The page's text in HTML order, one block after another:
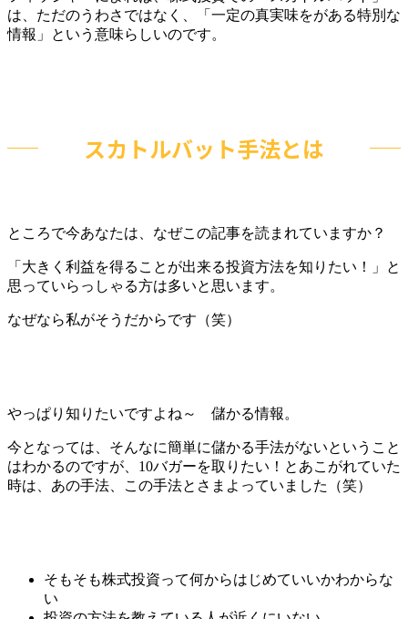
は、ただのうわさではなく、「一定の真実味をがある特別な
情報」という意味らしいのです。
スカトルバット手法とは
ところで今あなたは、なぜこの記事を読まれていますか？
「大きく利益を得ることが出来る投資方法を知りたい！」と
思っていらっしゃる方は多いと思います。
なぜなら私がそうだからです（笑）
やっぱり知りたいですよね～ 儲かる情報。
今となっては、そんなに簡単に儲かる手法がないということ
はわかるのですが、10バガーを取りたい！とあこがれていた
時は、あの手法、この手法とさまよっていました（笑）
そもそも株式投資って何からはじめていいかわからな
い